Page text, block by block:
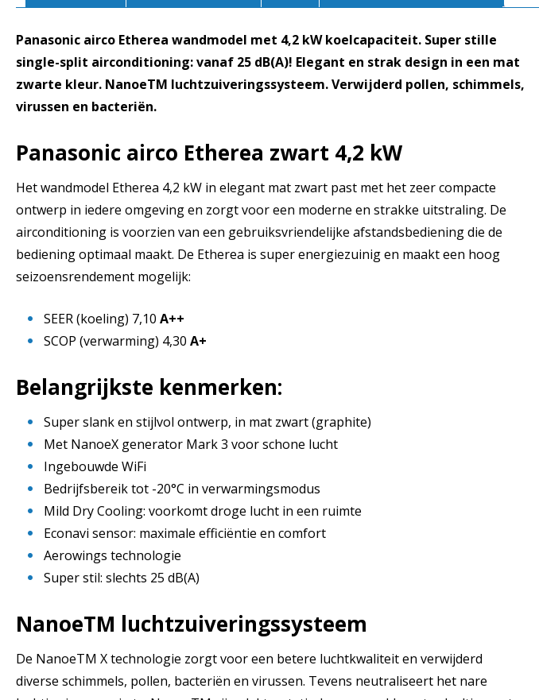
Panasonic airco Etherea wandmodel met 4,2 kW koelcapaciteit. Super stille
single-split airconditioning: vanaf 25 dB(A)! Elegant en strak design in een mat
zwarte kleur. NanoeTM luchtzuiveringssysteem. Verwijderd pollen, schimmels,
virussen en bacteriën.
Panasonic airco Etherea zwart 4,2 kW
Het wandmodel Etherea 4,2 kW in elegant mat zwart past met het zeer compacte
ontwerp in iedere omgeving en zorgt voor een moderne en strakke uitstraling. De
airconditioning is voorzien van een gebruiksvriendelijke afstandsbediening die de
bediening optimaal maakt. De Etherea is super energiezuinig en maakt een hoog
seizoensrendement mogelijk:
SEER (koeling) 7,10 A++
SCOP (verwarming) 4,30 A+
Belangrijkste kenmerken:
Super slank en stijlvol ontwerp, in mat zwart (graphite)
Met NanoeX generator Mark 3 voor schone lucht
Ingebouwde WiFi
Bedrijfsbereik tot -20°C in verwarmingsmodus
Mild Dry Cooling: voorkomt droge lucht in een ruimte
Econavi sensor: maximale efficiëntie en comfort
Aerowings technologie
Super stil: slechts 25 dB(A)
NanoeTM luchtzuiveringssysteem
De NanoeTM X technologie zorgt voor een betere luchtkwaliteit en verwijderd
diverse schimmels, pollen, bacteriën en virussen. Tevens neutraliseert het nare